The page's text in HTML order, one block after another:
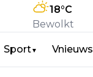
18°C
Bewolkt
Sport▼ Vnieuws